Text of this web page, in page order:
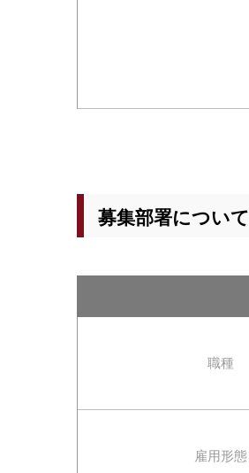
募集部署について
職種
雇用形態